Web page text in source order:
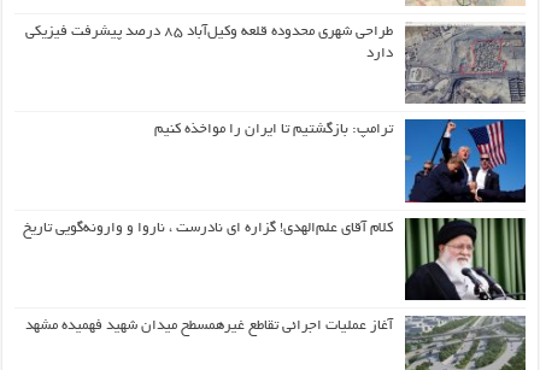
طراحی شهری محدوده قلعه وکیل‌آباد ۸۵ درصد پیشرفت فیزیکی
دارد
ترامپ: بازگشتیم تا ایران را مواخذه کنیم
کلام آقای علم‌الهدی! گزاره ای نادرست ، ناروا و وارونه‌گویی تاریخ
آغاز عملیات اجرائی تقاطع غیرهمسطح میدان شهید فهمیده مشهد